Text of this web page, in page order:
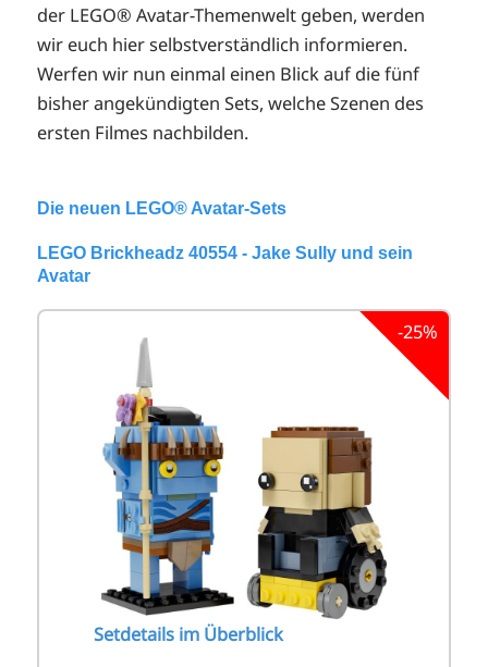
der LEGO® Avatar-Themenwelt geben, werden
wir euch hier selbstverständlich informieren.
Werfen wir nun einmal einen Blick auf die fünf
bisher angekündigten Sets, welche Szenen des
ersten Filmes nachbilden.
Die neuen LEGO® Avatar-Sets
LEGO Brickheadz 40554 - Jake Sully und sein
Avatar
-25%
Setdetails im Überblick